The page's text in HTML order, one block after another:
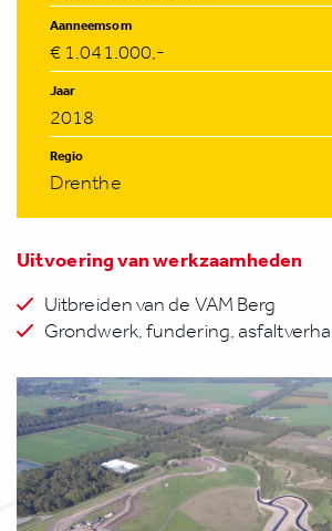
Aanneemsom
€ 1.041.000,-
Jaar
2018
Regio
Drenthe
Uitvoering van werkzaamheden
Uitbreiden van de VAM Berg
Grondwerk, fundering,